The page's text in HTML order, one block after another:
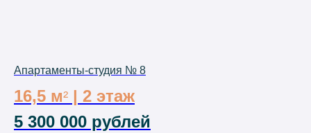
Апартаменты-студия № 8
16,5 м² | 2 этаж
5 300 000 рублей